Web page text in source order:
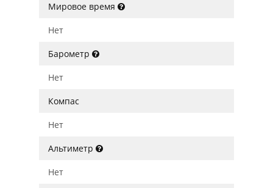
Мировое время
Нет
Барометр
Нет
Компас
Нет
Альтиметр
Нет